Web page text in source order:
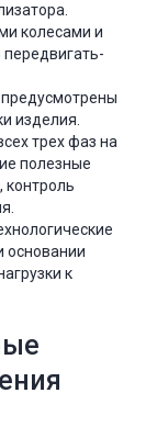
колесами и
изделия.
трех фаз на
полезные
контроль
основании
к